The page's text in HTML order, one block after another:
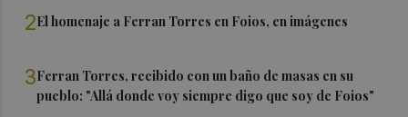
2El homenaje a Ferran Torres en Foios, en imágenes
3Ferran Torres, recibido con un baño de masas en su
pueblo: "Allá donde voy siempre digo que soy de Foios"